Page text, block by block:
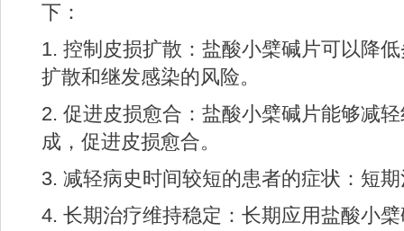
下：
1. 控制皮损扩散：盐酸小檗碱片可以降
扩散和继发感染的风险。
2. 促进皮损愈合：盐酸小檗碱片能够减
成，促进皮损愈合。
3. 减轻病史时间较短的患者的症状：短
4. 长期治疗维持稳定：长期应用盐酸小